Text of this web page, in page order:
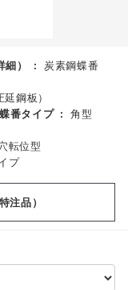
） :
炭素鋼蝶番
鋼板）
蝶番タイプ :
角型
転位型
プ
注品）